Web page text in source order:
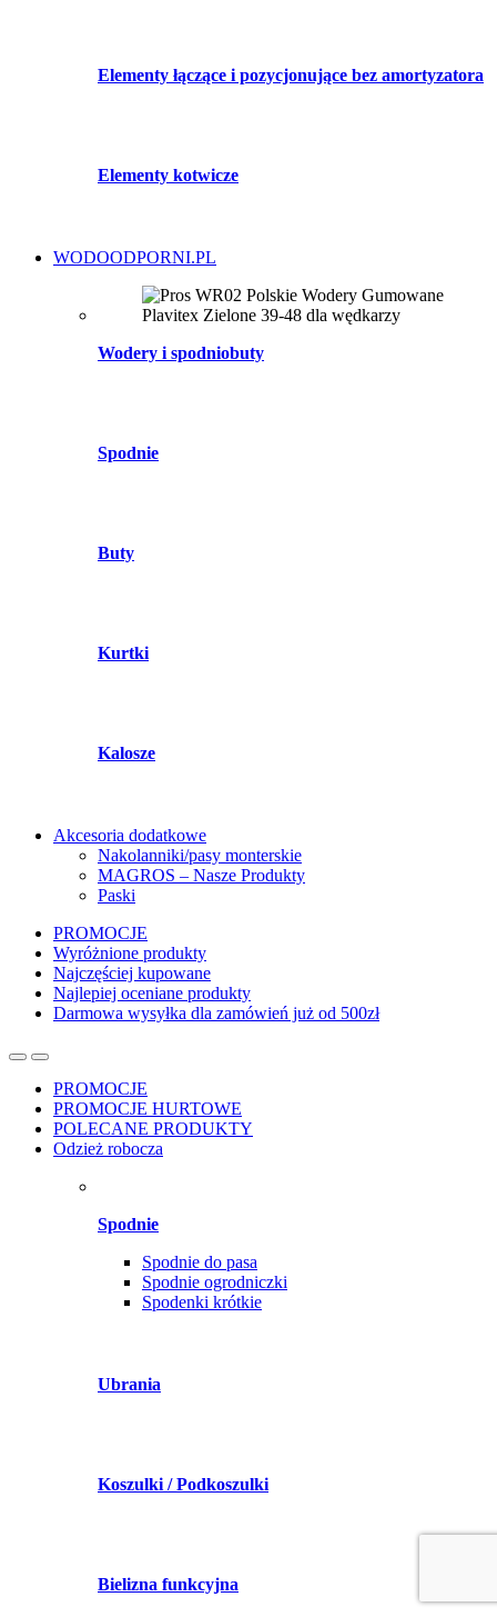
Elementy łączące i pozycjonujące bez amortyzatora
Elementy kotwicze
WODOODPORNI.PL
Wodery i spodniobuty
Spodnie
Buty
Kurtki
Kalosze
Akcesoria dodatkowe
Nakolanniki/pasy monterskie
MAGROS – Nasze Produkty
Paski
PROMOCJE
Wyróżnione produkty
Najczęściej kupowane
Najlepiej oceniane produkty
Darmowa wysyłka dla zamówień już od 500zł
PROMOCJE
PROMOCJE HURTOWE
POLECANE PRODUKTY
Odzież robocza
Spodnie
Spodnie do pasa
Spodnie ogrodniczki
Spodenki krótkie
Ubrania
Koszulki / Podkoszulki
Bielizna funkcyjna